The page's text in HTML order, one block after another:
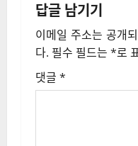
션
답글 남기기
이메일 주소는 공개
다. 필수 필드는 *로
댓글 *